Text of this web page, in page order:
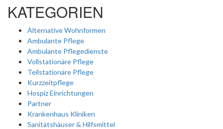
KATEGORIEN
Alternative Wohnformen
Ambulante Pflege
Ambulante Pflegedienste
Vollstationäre Pflege
Teilstationäre Pflege
Kurzzeitpflege
Hospiz Einrichtungen
Partner
Krankenhaus Kliniken
Sanitätshäuser & Hilfsmittel